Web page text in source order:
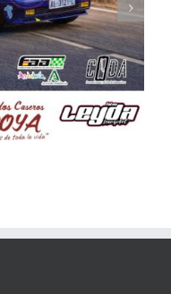
General de la FAA